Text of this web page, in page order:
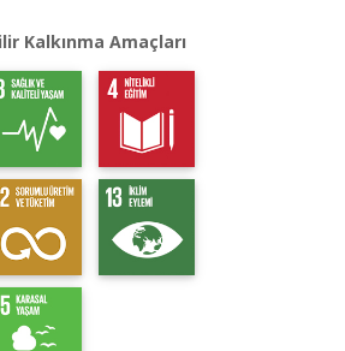
Kalkınma Amaçları